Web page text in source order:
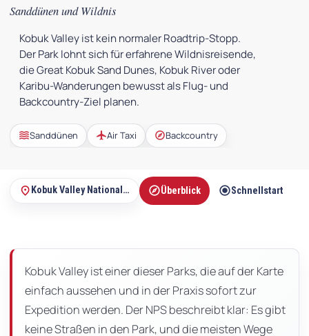
Sanddünen und Wildnis
Kobuk Valley ist kein normaler Roadtrip-Stopp.
Der Park lohnt sich für erfahrene Wildnisreisende,
die Great Kobuk Sand Dunes, Kobuk River oder
Karibu-Wanderungen bewusst als Flug- und
Backcountry-Ziel planen.
wavesSanddünen flightAir Taxi exploreBackcountry
dieser
Seite
place Kobuk Valley Nationalpark exploreÜberblick radio_button_checkedSchnellstart
Kobuk Valley ist einer dieser Parks, die auf der Karte
einfach aussehen und in der Praxis sofort zur
Expedition werden. Der NPS beschreibt klar: Es gibt
keine Straßen in den Park, und die meisten Wege